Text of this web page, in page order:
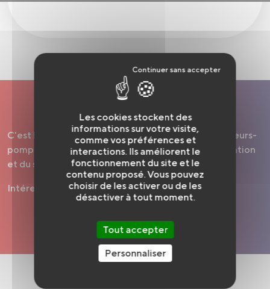
C'est l'association départementale des jeunes sapeurs-
pompiers qui s'occupe du recrutement, de la formation
et du suivi des JSP.
Intéressé ? Contactez l'association ICI
Les cookies stockent des
informations sur votre visite,
comme vos préférences et
interactions. Ils améliorent le
fonctionnement du site et le
contenu proposé. Vous pouvez
choisir de les activer ou de les
désactiver à tout moment.
Tout accepter
Personnaliser